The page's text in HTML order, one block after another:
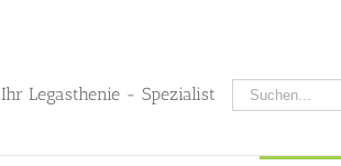
Ihr Legasthenie - Spezialist
Suche
nach: